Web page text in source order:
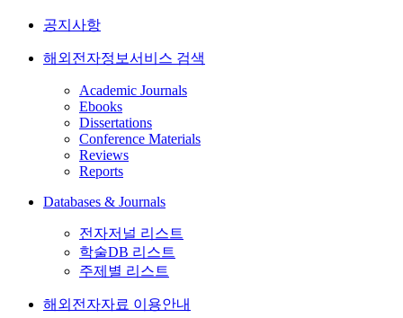
공지사항
해외전자정보서비스 검색
Academic Journals
Ebooks
Dissertations
Conference Materials
Reviews
Reports
Databases & Journals
전자저널 리스트
학술DB 리스트
주제별 리스트
해외전자자료 이용안내